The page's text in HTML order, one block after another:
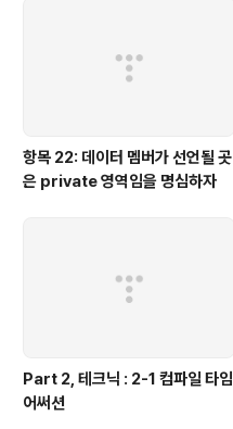
항목 22: 데이터 멤버가 선언될 곳
은 private 영역임을 명심하자
Part 2, 테크닉 : 2-1 컴파일 타임
어써션